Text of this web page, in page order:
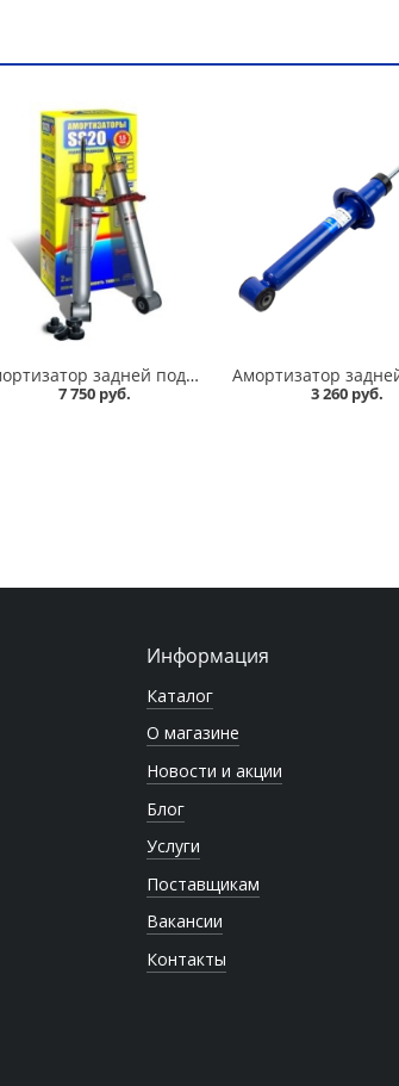
Амортизатор задней подвески 2108-09 /стандарт/ комплект, SS 20 в Кургане
7 750 руб. 3 260 руб.
Информация
Каталог
О магазине
Новости и акции
Блог
Услуги
Поставщикам
Вакансии
Контакты